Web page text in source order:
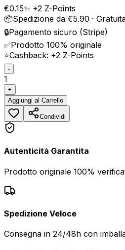
€0.15✨ +2 Z-Points
📦Spedizione da €5.90 ·
🔒Pagamento sicuro (Stripe)
✅Prodotto 100% originale
⭐Cashback: +2 Z-Points
-
1
+
Aggiungi al Carrello
Condividi
Autenticità Garantita
Prodotto originale 100%
Spedizione Veloce
Consegna in 24/48h con